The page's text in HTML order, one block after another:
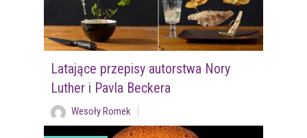
Latające przepisy autorstwa Nory
Luther i Pavla Beckera
Wesoły Romek